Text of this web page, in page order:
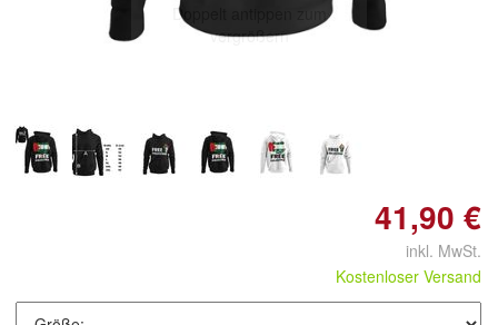
Doppelt antippen zum
vergrößern
41,90 €
inkl. MwSt.
Kostenloser Versand